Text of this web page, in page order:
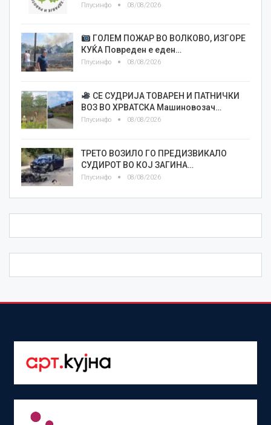
Плусинфо 08/08/2026
ГОЛЕМ ПОЖАР ВО ВОЛКОВО, ИЗГОРЕ
КУЌА Повреден е еден…
Плусинфо 08/08/2026
СЕ СУДРИЈА ТОВАРЕН И ПАТНИЧКИ
ВОЗ ВО ХРВАТСКА Машиновозач…
Плусинфо 08/08/2026
ТРЕТО ВОЗИЛО ГО ПРЕДИЗВИКАЛО
СУДИРОТ ВО КОЈ ЗАГИНА…
Плусинфо 08/08/2026